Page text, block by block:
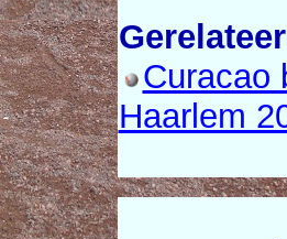
Curacao
Haarlem